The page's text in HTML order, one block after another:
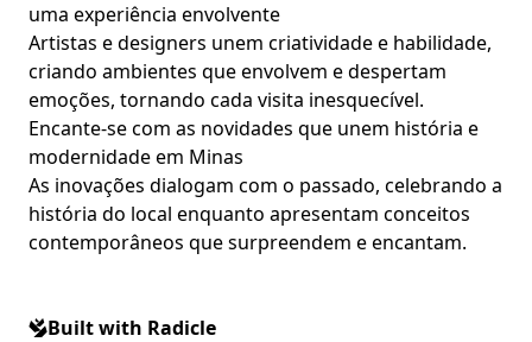
uma experiência envolvente
Artistas e designers unem criatividade e habilidade,
criando ambientes que envolvem e despertam
emoções, tornando cada visita inesquecível.
Encante-se com as novidades que unem história e
modernidade em Minas
As inovações dialogam com o passado, celebrando a
história do local enquanto apresentam conceitos
contemporâneos que surpreendem e encantam.
Built with Radicle